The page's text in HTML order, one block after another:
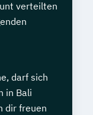
verteilten
darf sich
in Bali
dir freuen